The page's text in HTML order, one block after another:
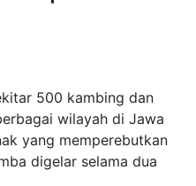
500 kambing dan
wilayah di Jawa
yang memperebutkan
digelar selama dua